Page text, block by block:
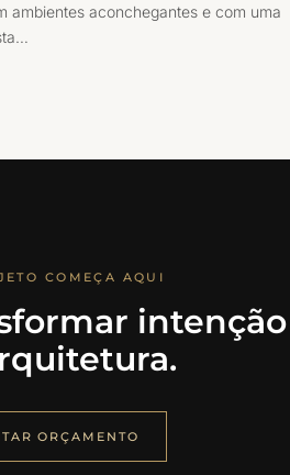
ambientes aconchegantes e com uma
COMEÇA AQUI
intenção
ORÇAMENTO